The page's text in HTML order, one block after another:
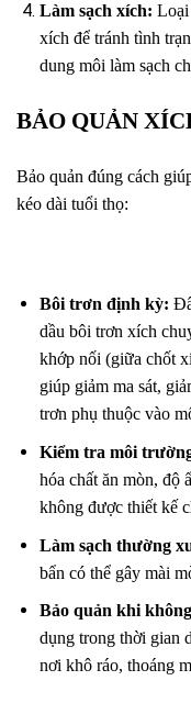
Làm sạch xích: Loại
xích để tránh tình
dung môi làm sạch
BẢO QUẢN
Bảo quản đúng cách
kéo dài tuổi thọ:
Bôi trơn định kỳ:
dầu bôi trơn xích
khớp nối (giữa chốt
giúp giảm ma sát,
trơn phụ thuộc vào
Kiểm tra môi
hóa chất ăn mòn, độ
không được thiết kế
Làm sạch thường
bẩn có thể gây mài
Bảo quản khi
dụng trong thời gian
nơi khô ráo, thoáng